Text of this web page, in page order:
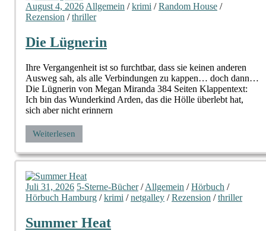
August 4, 2026 Allgemein /krimi /Random House /
Rezension /thriller
Die Lügnerin
Ihre Vergangenheit ist so furchtbar, dass sie keinen anderen
Ausweg sah, als alle Verbindungen zu kappen… doch dann…
Die Lügnerin von Megan Miranda 384 Seiten Klappentext:
Ich bin das Wunderkind Arden, das die Hölle überlebt hat,
sich aber nicht erinnern
Weiterlesen
Juli 31, 2026 5-Sterne-Bücher/Allgemein /Hörbuch /
Hörbuch Hamburg /krimi /netgalley /Rezension /thriller
Summer Heat